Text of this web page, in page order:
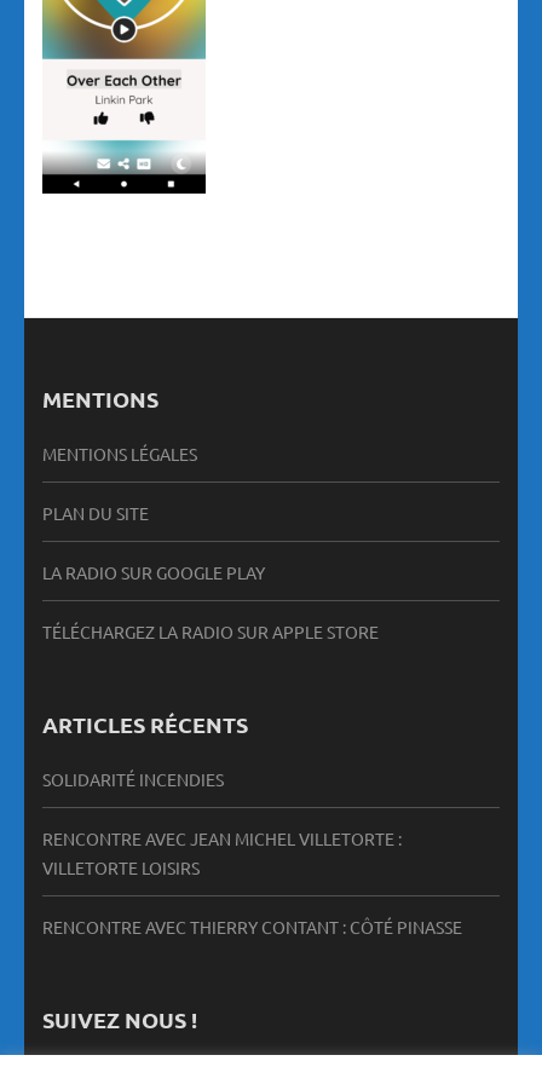
MENTIONS
MENTIONS LÉGALES
PLAN DU SITE
LA RADIO SUR GOOGLE PLAY
TÉLÉCHARGEZ LA RADIO SUR APPLE STORE
ARTICLES RÉCENTS
SOLIDARITÉ INCENDIES
RENCONTRE AVEC JEAN MICHEL VILLETORTE :
VILLETORTE LOISIRS
RENCONTRE AVEC THIERRY CONTANT : CÔTÉ PINASSE
SUIVEZ NOUS !